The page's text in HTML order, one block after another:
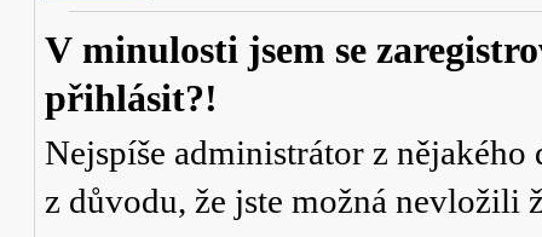
V minulosti jsem se
přihlásit?!
Nejspíše administrátor z
z důvodu, že jste možná nevložili